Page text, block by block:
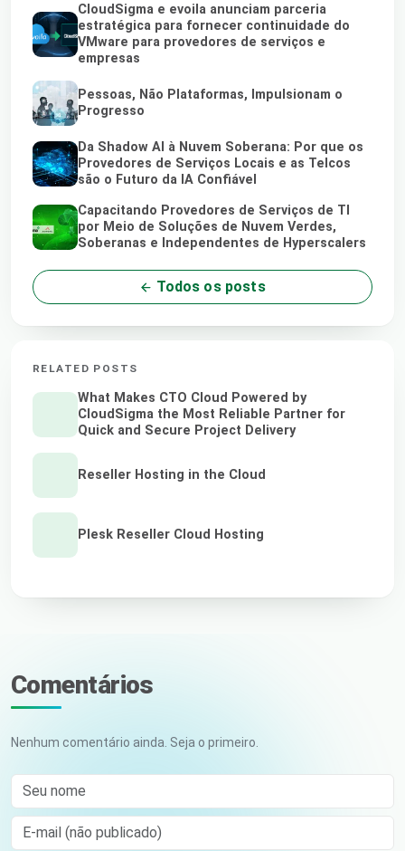
CloudSigma e evoila anunciam parceria
estratégica para fornecer continuidade do
VMware para provedores de serviços e
empresas
Pessoas, Não Plataformas, Impulsionam o
Progresso
Da Shadow AI à Nuvem Soberana: Por que os
Provedores de Serviços Locais e as Telcos
são o Futuro da IA Confiável
Capacitando Provedores de Serviços de TI
por Meio de Soluções de Nuvem Verdes,
Soberanas e Independentes de Hyperscalers
Todos os posts
RELATED POSTS
What Makes CTO Cloud Powered by
CloudSigma the Most Reliable Partner for
Quick and Secure Project Delivery
Reseller Hosting in the Cloud
Plesk Reseller Cloud Hosting
Comentários
Nenhum comentário ainda. Seja o primeiro.
Seu nome
E-mail (não publicado)